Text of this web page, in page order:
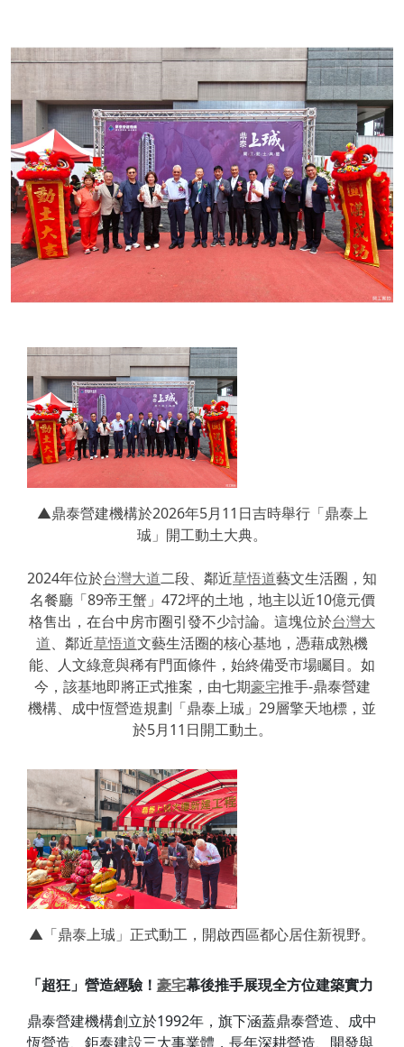
▲鼎泰營建機構於2026年5月11日吉時舉行「鼎泰上
珹」開工動土大典。
2024年位於台灣大道二段、鄰近草悟道藝文生活圈，知
名餐廳「89帝王蟹」472坪的土地，地主以近10億元價
格售出，在台中房市圈引發不少討論。這塊位於台灣大
道、鄰近草悟道文藝生活圈的核心基地，憑藉成熟機
能、人文綠意與稀有門面條件，始終備受市場矚目。如
今，該基地即將正式推案，由七期豪宅推手-鼎泰營建
機構、成中恆營造規劃「鼎泰上珹」29層擎天地標，並
於5月11日開工動土。
▲「鼎泰上珹」正式動工，開啟西區都心居住新視野。
「超狂」 營造經驗！ 豪宅幕後推手展現全方位建築實力
鼎泰營建機構創立於1992年，旗下涵蓋鼎泰營造、成中
恆營造、鉅泰建設三大事業體，長年深耕營造、開發與